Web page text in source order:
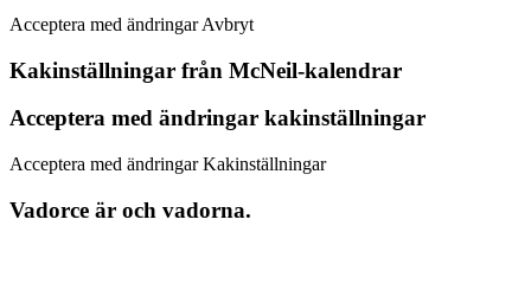
Acceptera med ändringar Avbryt
Kakinställningar från McNeil-kalendrar
Acceptera med ändringar kakinställningar
Acceptera med ändringar Kakinställningar
Vadorce är och vadorna.